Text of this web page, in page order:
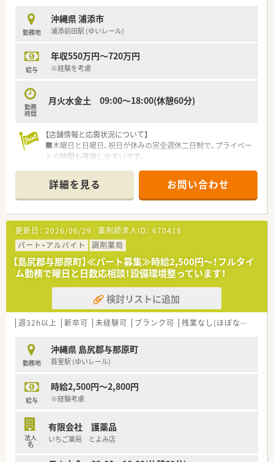
■2018年にドラッグ1号店を開局して以来、沖縄県内において調
剤薬局やドラッグストアの店舗を積極的に展開している企業で
す。
管理職への研修実施や託児所の開園などを行っています。
■女性活躍推進法に基づく三ツ星「えるぼし」の最高ランクを取
を最大限に考慮して年収500万円から677万円を提示します。
■手厚い各種手当が魅力であり、一般薬剤師には月10万円、管理
薬剤師には月13万円の薬剤師手当がそれぞれ支給されます。
代の補助などが用意されているため遠方からの転職も安心で
す。
勤務地
沖縄県 浦添市
浦添前田駅 (ゆいレール)
給与
年収550万円～720万円
※経験を考慮
勤務
時間
月火水金土 09:00～18:00(休憩60分)
【店舗情報と応需状況について】
■木曜日と日曜日、祝日が休みの完全週休二日制で、プライベー
トの時間も確保しやすいです。
1日あたり40～50枚の処方箋に対応しています。
■薬剤師2名と事務3名の体制で、1,000品目以上の医薬品を取り
扱いながら運営されています。
【法人特徴について】
■広島県と岡山県を中心に18店舗の調剤薬局を運営し、地域医
療への貢献を目指しています。
■患者様のQOL（生活の質）向上を第一に考え、スタッフ全員で
質の高いサービス提供に取り組んでいます。
■門前薬局として各店舗で単科中心に応需し、専門性を高めなが
ら店舗数も拡大中の成長法人です。
【こんな取り組みをしています】
■患者様のQOL向上を最優先に考え、薬局全体で質の高い医療
■各店舗が門前薬局としての役割を担い、応需する診療科の専門
性を深める努力をしています。
■イントラネットを活用して社内での活発な情報共有を行い、知
【やりがい/おすすめポイント】
与体系が魅力です。
■木日祝休みの完全週休二日制により、仕事と私生活のメリハリ
をつけて働けます。
詳細を見る お問い合わせ
更新日： 2026/06/29 薬剤師求人ID： 670418
パート・アルバイト
調剤薬局
【島尻郡与那原町】≪パート募集≫時給2,500円～！フルタイ
ム勤務で曜日と日数応相談！設備環境整っています！
検討リストに追加
週32h以上 新卒可 未経験可 ブランク可 残業なし(ほぼなし含む)
勤務地
沖縄県 島尻郡与那原町
首里駅 (ゆいレール)
給与
時給2,500円～2,800円
※経験考慮
法人
名
有限会社 護薬品
いちご薬局 とよみ店